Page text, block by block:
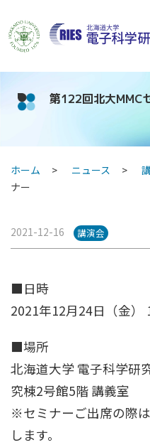
第122回北大MMC
ホーム ニュース
ナー
2021-12-16 講演会
■日時
2021年12月24日（金）
■場所
北海道大学 電子科学研
究棟2号館5階 講義室
※セミナーご出席の際
します。